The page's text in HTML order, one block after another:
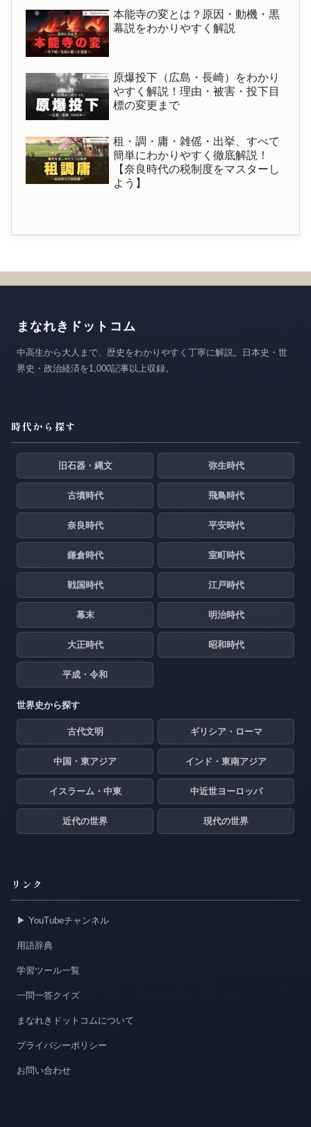
本能寺の変とは？原因・動機・黒
幕説をわかりやすく解説
原爆投下（広島・長崎）をわかり
やすく解説！理由・被害・投下目
標の変更まで
租・調・庸・雑傜・出挙、すべて
簡単にわかりやすく徹底解説！
【奈良時代の税制度をマスターし
よう】
まなれきドットコム
中高生から大人まで、歴史をわかりやすく丁寧に解説。日本史・世
界史・政治経済を1,000記事以上収録。
時代から探す
旧石器・縄文 弥生時代
古墳時代 飛鳥時代
奈良時代 平安時代
鎌倉時代 室町時代
戦国時代 江戸時代
幕末 明治時代
大正時代 昭和時代
平成・令和
世界史から探す
古代文明 ギリシア・ローマ
中国・東アジア インド・東南アジア
イスラーム・中東 中近世ヨーロッパ
近代の世界 現代の世界
リンク
▶ YouTubeチャンネル
用語辞典
学習ツール一覧
一問一答クイズ
まなれきドットコムについて
プライバシーポリシー
お問い合わせ